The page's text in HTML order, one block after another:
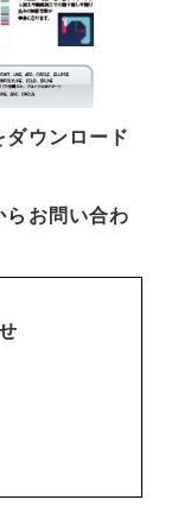
ウンロード
らお問い合わ